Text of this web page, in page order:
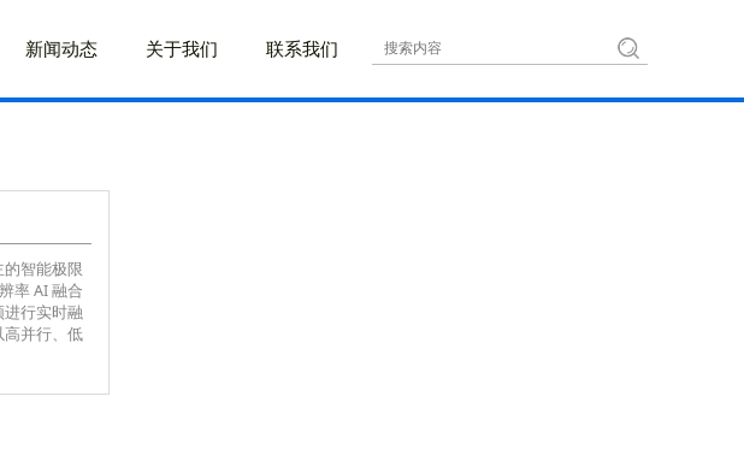
新闻动态 关于我们 联系我们
智能极限
率 AI 融合
行实时融
并行、低
宽下对高
，能够保
率。